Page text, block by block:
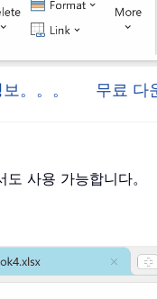
。。。 무료 다
사용 가능합니다。